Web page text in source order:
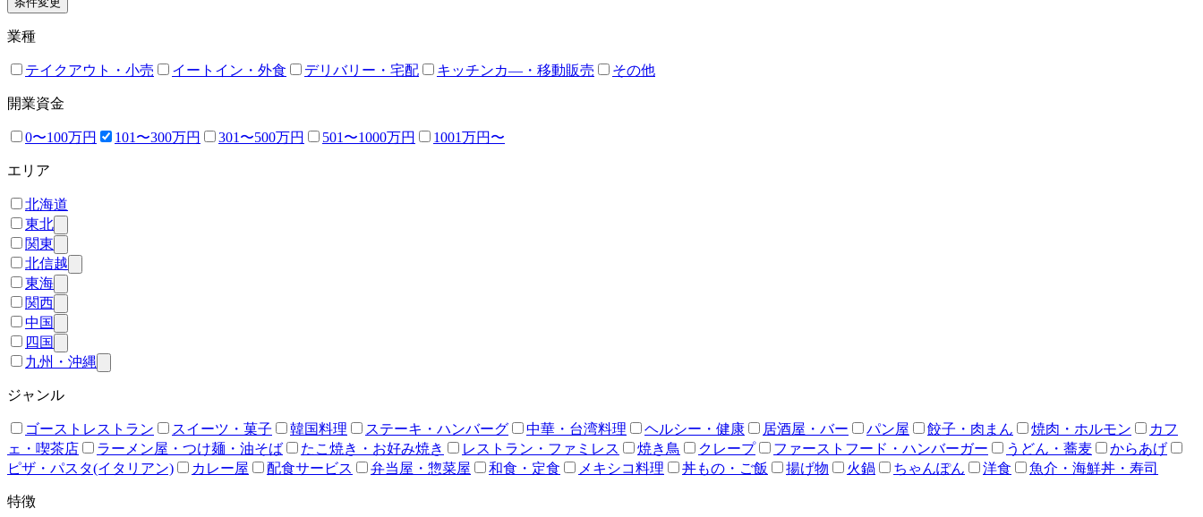
業種
テイクアウト・小売 イートイン・外食 デリバリー・宅配 キッチンカ―・移動販売 その他
開業資金
0〜100万円 101〜300万円 301〜500万円 501〜1000万円 1001万円〜
エリア
北海道
東北
関東
北信越
東海
関西
中国
四国
九州・沖縄
ジャンル
ゴーストレストラン スイーツ・菓子 韓国料理 ステーキ・ハンバーグ 中華・台湾料理 ヘルシー・健康 居酒屋・バー パン屋 餃子・肉まん 焼肉・ホルモン
カフ
ェ・喫茶店
ラーメン屋・つけ麺・油そば たこ焼き・お好み焼き レストラン・ファミレス 焼き鳥 クレープ ファーストフード・ハンバーガー うどん・蕎麦
からあげ
ピザ・パスタ(イタリアン)
カレー屋 配食サービス 弁当屋・惣菜屋 和食・定食 メキシコ料理 丼もの・ご飯 揚げ物 火鍋 ちゃんぽん 洋食 魚介・海鮮丼・寿司
特徴